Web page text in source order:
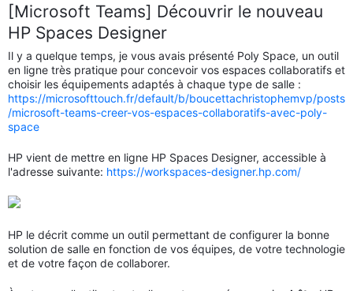
[Microsoft Teams] Découvrir le nouveau
HP Spaces Designer
Il y a quelque temps, je vous avais présenté Poly Space, un outil
en ligne très pratique pour concevoir vos espaces collaboratifs et
choisir les équipements adaptés à chaque type de salle :
https://microsofttouch.fr/default/b/boucettachristophemvp/posts
/microsoft-teams-creer-vos-espaces-collaboratifs-avec-poly-
space
HP vient de mettre en ligne HP Spaces Designer, accessible à
l'adresse suivante: https://workspaces-designer.hp.com/
HP le décrit comme un outil permettant de configurer la bonne
solution de salle en fonction de vos équipes, de votre technologie
et de votre façon de collaborer.